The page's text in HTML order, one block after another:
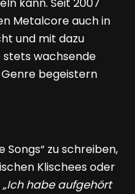
kann. Seit 2007
Metalcore auch in
und mit dazu
stets wachsende
begeistern
Songs“ zu schreiben,
Klischees oder
„Ich habe aufgehört